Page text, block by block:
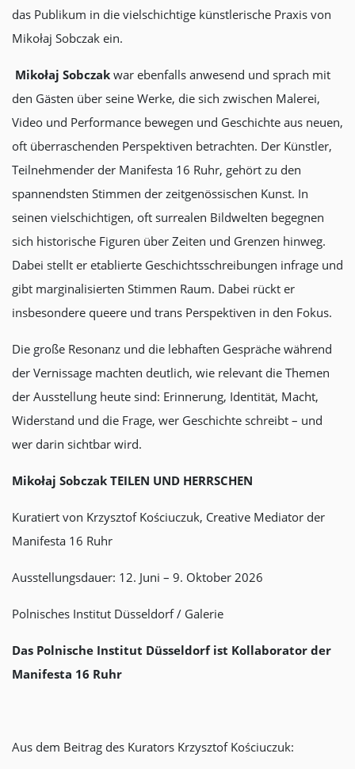
das Publikum in die vielschichtige künstlerische Praxis von
Mikołaj Sobczak ein.
Mikołaj Sobczak war ebenfalls anwesend und sprach mit
den Gästen über seine Werke, die sich zwischen Malerei,
Video und Performance bewegen und Geschichte aus neuen,
oft überraschenden Perspektiven betrachten. Der Künstler,
Teilnehmender der Manifesta 16 Ruhr, gehört zu den
spannendsten Stimmen der zeitgenössischen Kunst. In
seinen vielschichtigen, oft surrealen Bildwelten begegnen
sich historische Figuren über Zeiten und Grenzen hinweg.
Dabei stellt er etablierte Geschichtsschreibungen infrage und
gibt marginalisierten Stimmen Raum. Dabei rückt er
insbesondere queere und trans Perspektiven in den Fokus.
Die große Resonanz und die lebhaften Gespräche während
der Vernissage machten deutlich, wie relevant die Themen
der Ausstellung heute sind: Erinnerung, Identität, Macht,
Widerstand und die Frage, wer Geschichte schreibt – und
wer darin sichtbar wird.
Mikołaj Sobczak TEILEN UND HERRSCHEN
Kuratiert von Krzysztof Kościuczuk, Creative Mediator der
Manifesta 16 Ruhr
Ausstellungsdauer: 12. Juni – 9. Oktober 2026
Polnisches Institut Düsseldorf / Galerie
Das Polnische Institut Düsseldorf ist Kollaborator der
Manifesta 16 Ruhr
Aus dem Beitrag des Kurators Krzysztof Kościuczuk: